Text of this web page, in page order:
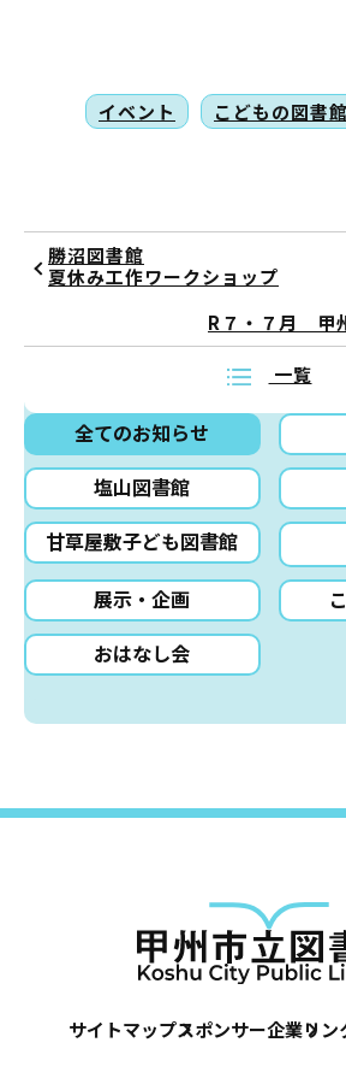
全てのお知らせ
塩山図書館
甘草屋敷子ども図書館
展示・企画
おはなし会
イベント こどもの図書館
勝沼図書館
夏休み工作ワークショップ
R７・７月 甲
一覧
サイトマップスポンサー企業リン